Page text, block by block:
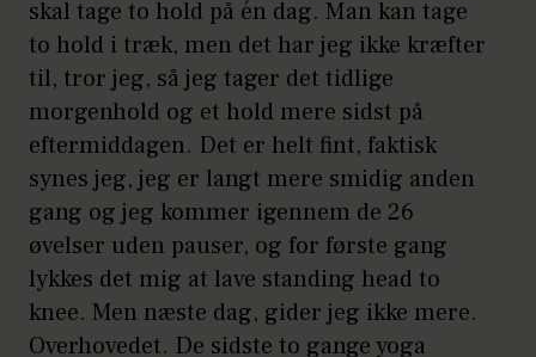
skal tage to hold på én dag. Man kan tage
to hold i træk, men det har jeg ikke kræfter
til, tror jeg, så jeg tager det tidlige
morgenhold og et hold mere sidst på
eftermiddagen. Det er helt fint, faktisk
synes jeg, jeg er langt mere smidig anden
gang og jeg kommer igennem de 26
øvelser uden pauser, og for første gang
lykkes det mig at lave standing head to
knee. Men næste dag, gider jeg ikke mere.
Overhovedet. De sidste to gange yoga